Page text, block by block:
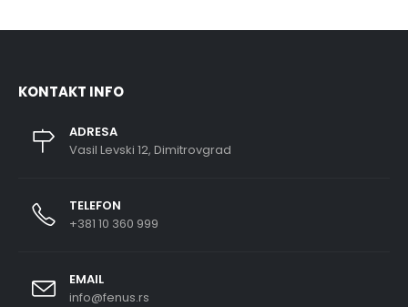
KONTAKT INFO
ADRESA
Vasil Levski 12, Dimitrovgrad
TELEFON
+381 10 360 999
EMAIL
info@fenus.rs